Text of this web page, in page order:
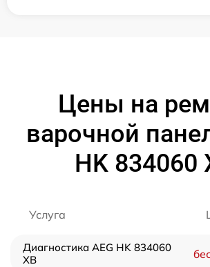
Цены на
варочной
HK 834060
Услуга
Диагностика AEG HK 834060
XB